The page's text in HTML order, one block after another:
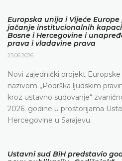
Europska unija i Vijeće
jačanje institucionalnih
Bosne i Hercegovine i
prava i vladavine prava
25.06.2026.
Novi zajednički projekt
nazivom „Podrška ljudskim
kroz ustavno sudovanje“
2026. godine u prostorijama
Hercegovine u Sarajevu.
Ustavni sud BiH predstavio